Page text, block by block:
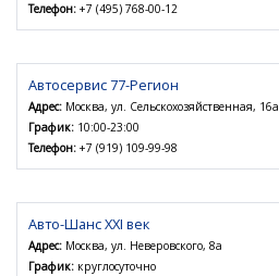
Телефон: +7 (495) 768-00-12
Автосервис 77-Регион
Адрес: Москва, ул. Сельскохозяйственная, 16а
График: 10:00-23:00
Телефон: +7 (919) 109-99-98
Авто-Шанс XXI век
Адрес: Москва, ул. Неверовского, 8а
График: круглосуточно